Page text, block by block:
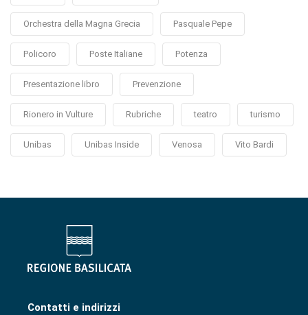
Orchestra della Magna Grecia Pasquale Pepe
Policoro Poste Italiane Potenza
Presentazione libro Prevenzione
Rionero in Vulture Rubriche teatro turismo
Unibas Unibas Inside Venosa Vito Bardi
Contatti e indirizzi